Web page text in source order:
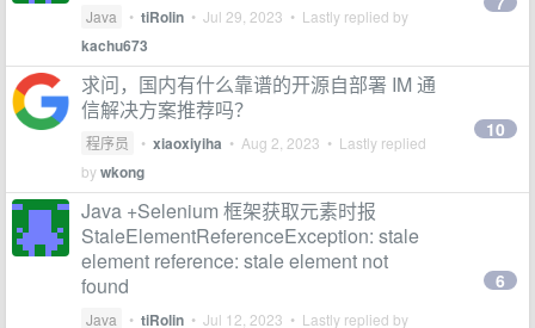
Java • tiRolin • Jul 29, 2023 • Lastly replied by
kachu673
求问，国内有什么靠谱的开源自部署 IM 通
信解决方案推荐吗？
程序员 • xiaoxiyiha • Aug 2, 2023 • Lastly replied
bywkong
10
Java +Selenium 框架获取元素时报
StaleElementReferenceException: stale
element reference: stale element not
found
Java • tiRolin • Jul 12, 2023 • Lastly replied by
6